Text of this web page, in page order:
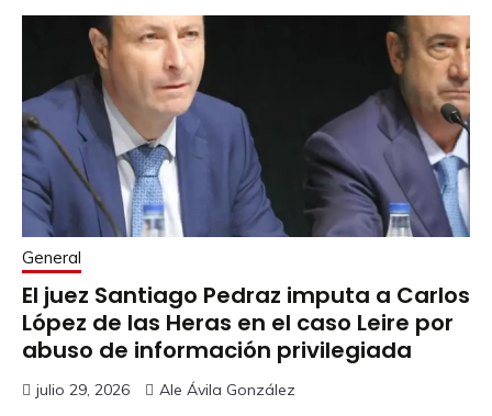
General
El juez Santiago Pedraz imputa a Carlos
López de las Heras en el caso Leire por
abuso de información privilegiada
julio 29, 2026 Ale Ávila González